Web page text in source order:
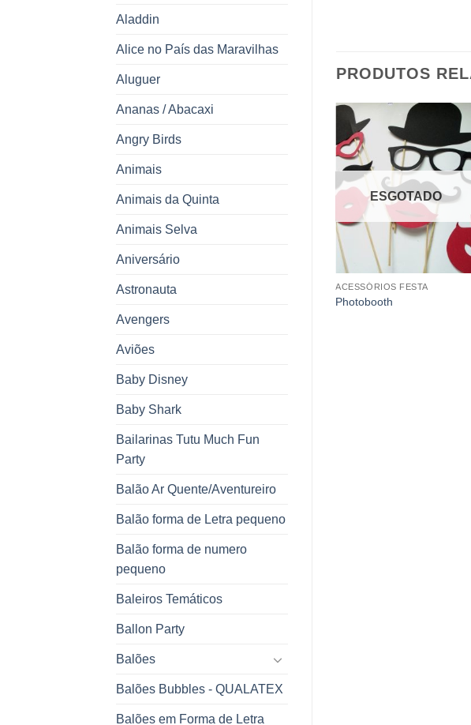
Aladdin
Alice no País das Maravilhas
Aluguer
Ananas / Abacaxi
Angry Birds
Animais
Animais da Quinta
Animais Selva
Aniversário
Astronauta
Avengers
Aviões
Baby Disney
Baby Shark
Bailarinas Tutu Much Fun
Party
Balão Ar Quente/Aventureiro
Balão forma de Letra pequeno
Balão forma de numero
pequeno
Baleiros Temáticos
Ballon Party
Balões
Balões Bubbles - QUALATEX
Balões em Forma de Letra
PRODUTOS
ESGOTADO
ACESSÓRIOS FESTA
Photobooth
ESGOTADO